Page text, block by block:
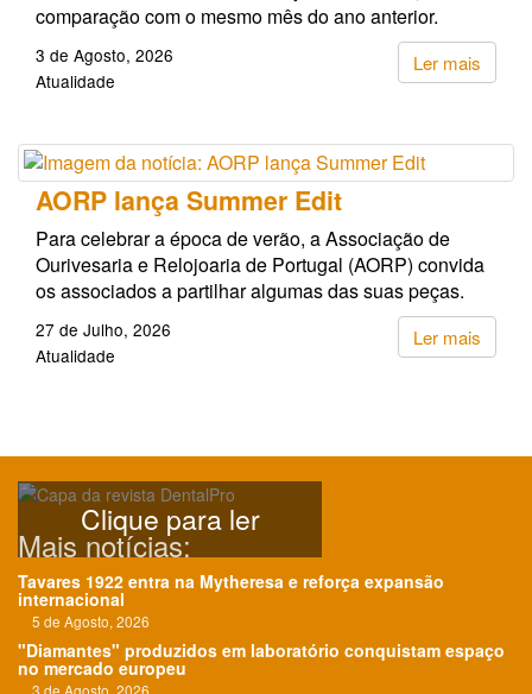
comparação com o mesmo mês do ano anterior.
Ler mais
3 de Agosto, 2026
Atualidade
AORP lança Summer Edit
Para celebrar a época de verão, a Associação de
Ourivesaria e Relojoaria de Portugal (AORP) convida
os associados a partilhar algumas das suas peças.
Ler mais
27 de Julho, 2026
Atualidade
Clique para ler
Mais notícias:
Tavares 1922 entra na Mytheresa e reforça expansão
internacional
5 de Agosto, 2026
"Diamantes" produzidos em laboratório conquistam espaço
no mercado europeu